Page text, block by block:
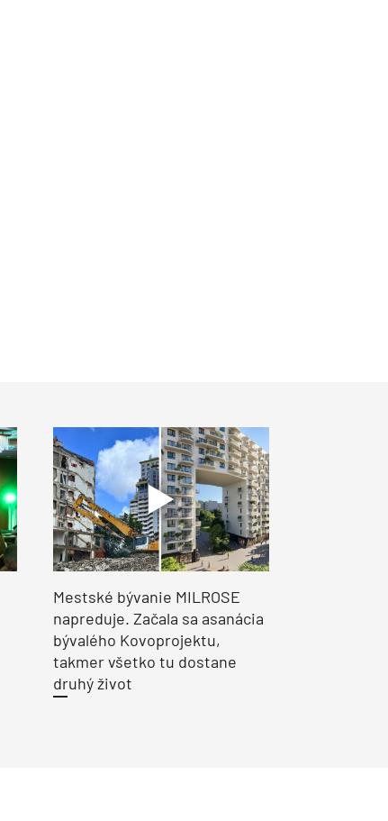
Mestské bývanie MILROSE
napreduje. Začala sa asanácia
bývalého Kovoprojektu,
takmer všetko tu dostane
druhý život